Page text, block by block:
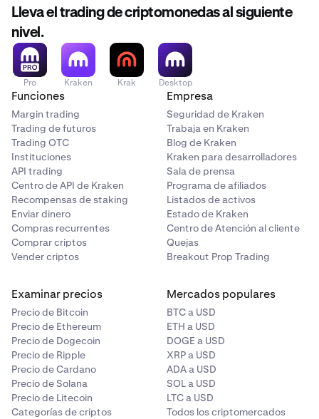
Lleva el trading de criptomonedas al siguiente
nivel.
Pro Kraken Krak Desktop
Funciones
Margin trading
Trading de futuros
Trading OTC
Instituciones
API trading
Centro de API de Kraken
Recompensas de staking
Enviar dinero
Compras recurrentes
Comprar criptos
Vender criptos
Empresa
Seguridad de Kraken
Trabaja en Kraken
Blog de Kraken
Kraken para desarrolladores
Sala de prensa
Programa de afiliados
Listados de activos
Estado de Kraken
Centro de Atención al cliente
Quejas
Breakout Prop Trading
Examinar precios
Precio de Bitcoin
Precio de Ethereum
Precio de Dogecoin
Precio de Ripple
Precio de Cardano
Precio de Solana
Precio de Litecoin
Categorías de criptos
Mercados populares
BTC a USD
ETH a USD
DOGE a USD
XRP a USD
ADA a USD
SOL a USD
LTC a USD
Todos los criptomercados